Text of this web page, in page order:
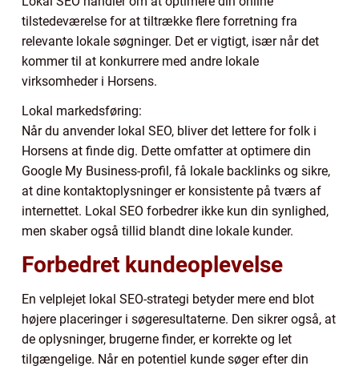
tilstedeværelse for at tiltrække flere forretning fra
relevante lokale søgninger. Det er vigtigt, især når det
kommer til at konkurrere med andre lokale
virksomheder i Horsens.
Lokal markedsføring:
Når du anvender lokal SEO, bliver det lettere for folk i
Horsens at finde dig. Dette omfatter at optimere din
Google My Business-profil, få lokale backlinks og sikre,
at dine kontaktoplysninger er konsistente på tværs af
internettet. Lokal SEO forbedrer ikke kun din synlighed,
men skaber også tillid blandt dine lokale kunder.
Forbedret kundeoplevelse
En velplejet lokal SEO-strategi betyder mere end blot
højere placeringer i søgeresultaterne. Den sikrer også, at
de oplysninger, brugerne finder, er korrekte og let
tilgængelige. Når en potentiel kunde søger efter din